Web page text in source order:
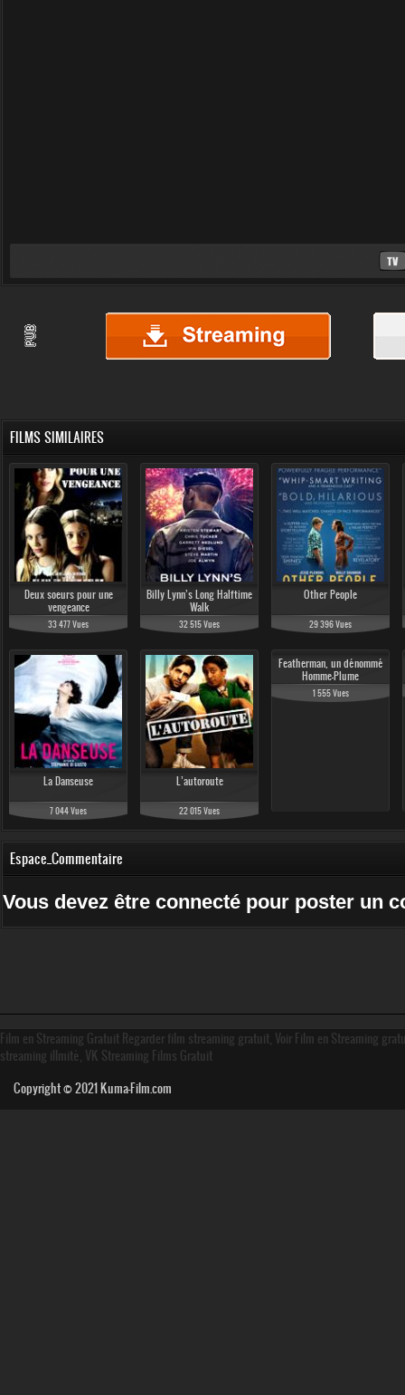
FILMS SIMILAIRES
Deux soeurs pour une
vengeance
33 477 Vues
Billy Lynn’s Long Halftime
Walk
32 515 Vues
Other People
29 396 Vues
La Danseuse
7 044 Vues
L’autoroute
22 015 Vues
Featherman, un dénommé
Homme-Plume
1 555 Vues
Espace_Commentaire
Vous devez être connecté pour poster un
Film en Streaming Gratuit Regarder film streaming gratuit, Voir Film en Streaming
streaming illmité, VK Streaming Films Gratuit
Copyright © 2021Kuma-Film.com